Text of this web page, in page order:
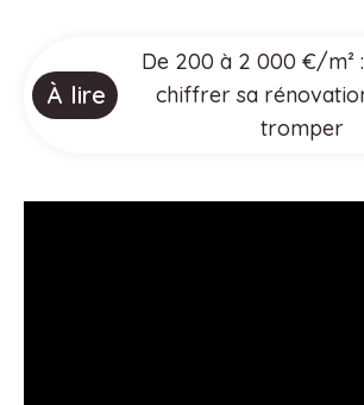
À lire
De 200 à 2 000 €/m²
chiffrer sa
tromper